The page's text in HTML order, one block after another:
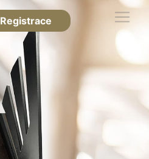
Registrace